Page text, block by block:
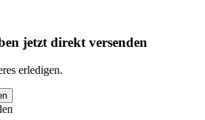
jetzt direkt versenden
erledigen.